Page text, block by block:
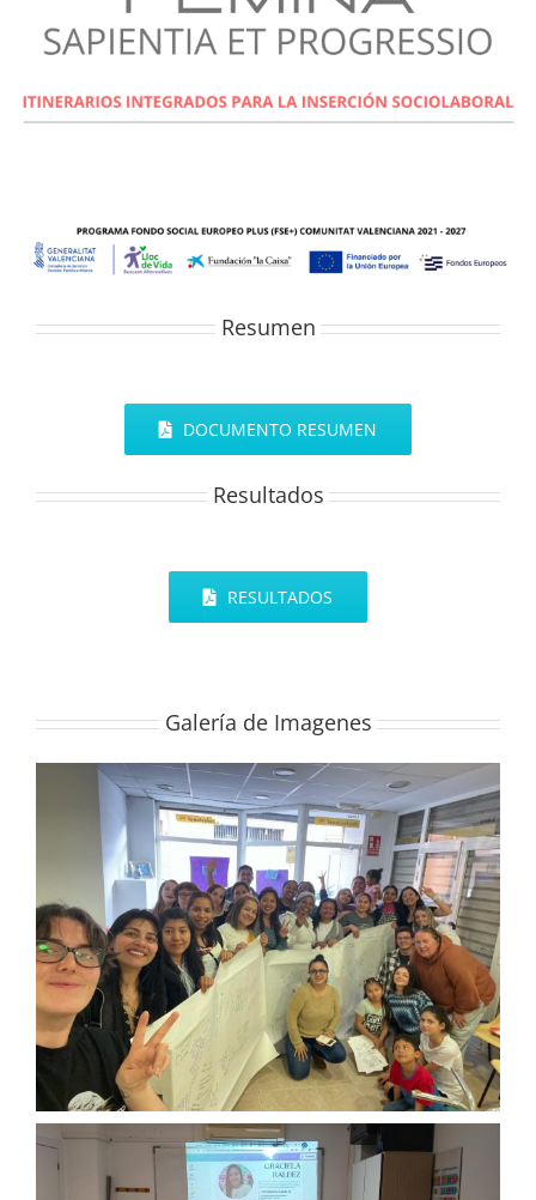
Resumen
DOCUMENTO RESUMEN
Resultados
RESULTADOS
Galería de Imagenes